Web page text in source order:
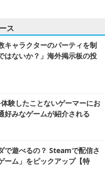
ス
キャラクターのパーティを制
はないか？」海外掲示板の投
験したことないゲーマーにお
好みなゲームが紹介される
で遊べるの？ Steamで配信さ
ーム」をピックアップ【特